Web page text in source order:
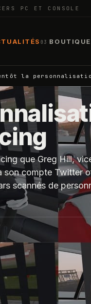
PC ET CONSOLE
03 BOUTIQUE
la
que Greg Hill,
compte Twitter
scannés de